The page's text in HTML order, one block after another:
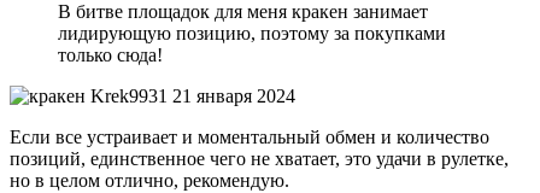
В битве площадок для меня кракен занимает
лидирующую позицию, поэтому за покупками
только сюда!
Krek9931 21 января 2024
Если все устраивает и моментальный обмен и количество
позиций, единственное чего не хватает, это удачи в рулетке,
но в целом отлично, рекомендую.